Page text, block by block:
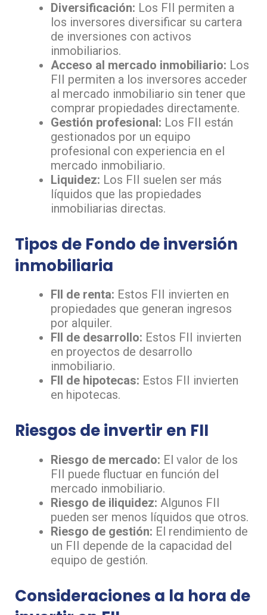
Diversificación: Los FII permiten a
los inversores diversificar su cartera
de inversiones con activos
inmobiliarios.
Acceso al mercado inmobiliario: Los
FII permiten a los inversores acceder
al mercado inmobiliario sin tener que
comprar propiedades directamente.
Gestión profesional: Los FII están
gestionados por un equipo
profesional con experiencia en el
mercado inmobiliario.
Liquidez: Los FII suelen ser más
líquidos que las propiedades
inmobiliarias directas.
Tipos de Fondo de inversión
inmobiliaria
FII de renta: Estos FII invierten en
propiedades que generan ingresos
por alquiler.
FII de desarrollo: Estos FII invierten
en proyectos de desarrollo
inmobiliario.
FII de hipotecas: Estos FII invierten
en hipotecas.
Riesgos de invertir en FII
Riesgo de mercado: El valor de los
FII puede fluctuar en función del
mercado inmobiliario.
Riesgo de iliquidez: Algunos FII
pueden ser menos líquidos que otros.
Riesgo de gestión: El rendimiento de
un FII depende de la capacidad del
equipo de gestión.
Consideraciones a la hora de